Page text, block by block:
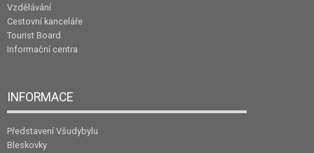
Vzdělávání
Cestovní kanceláře
Tourist Board
Informační centra
INFORMACE
Představení Všudybylu
Bleskovky